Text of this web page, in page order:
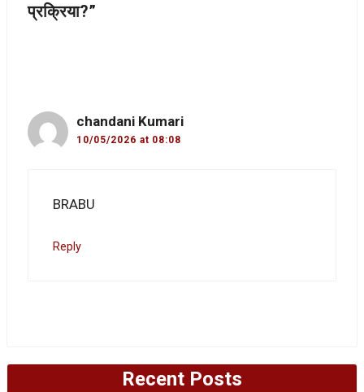
प्रक्रिया?”
chandani Kumari
10/05/2026 at 08:08
BRABU
Reply
Recent Posts